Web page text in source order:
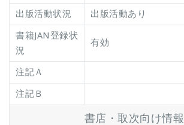
出版活動状況
出版活動あり
書籍JAN登録状
況
有効
注記Ａ
注記Ｂ
書店・取次向け情報